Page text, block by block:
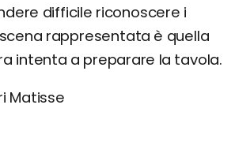
difficile riconoscere i
scena rappresentata è quella
intenta a preparare la tavola.
Matisse